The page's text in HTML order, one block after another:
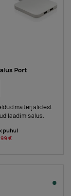
Port
materjalidest
laadimisalus.
puhul
€